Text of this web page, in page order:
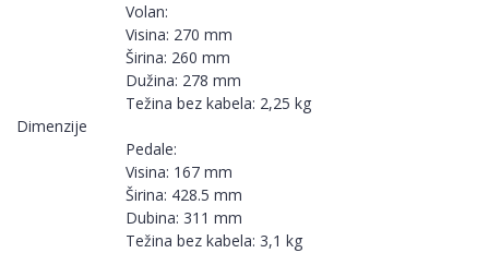
Dimenzije
Volan:
Visina: 270 mm
Širina: 260 mm
Dužina: 278 mm
Težina bez kabela: 2,25 kg
Pedale:
Visina: 167 mm
Širina: 428.5 mm
Dubina: 311 mm
Težina bez kabela: 3,1 kg